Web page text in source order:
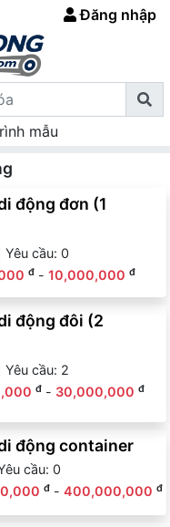
Đăng nhập
mẫu
động đơn (1
cầu: 0
đ - 10,000,000 đ
động đôi (2
cầu: 2
đ - 30,000,000 đ
động container
cầu: 0
đ - 400,000,000 đ